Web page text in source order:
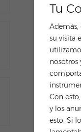
Tu
su visita
nosotros
Con
y los
esto. Si